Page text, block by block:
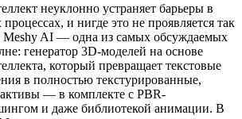
неуклонно устраняет барьеры в
и нигде это не проявляется так
Meshy AI — одна из самых обсуждаемых
генератор 3D-моделей на основе
который превращает текстовые
в полностью текстурированные,
— в комплекте с PBR-
и даже библиотекой анимации. В